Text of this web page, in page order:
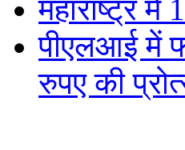
महाराष्ट्र
पीएलआई में
रुपए की